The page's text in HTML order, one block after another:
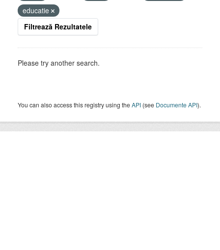
educatie
Filtrează Rezultatele
Please try another search.
You can also access this registry using theAPI (see Documente API).